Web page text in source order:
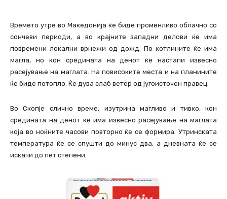
Времето утре во Македонија ќе биде променливо облачно со
сончеви периоди, а во крајните западни делови ќе има
повремени локални врнежи од дожд. По котлините ќе има
магла, но кон средината на денот ќе настапи извесно
расејување на маглата. На повисоките места и на планините
ќе биде потопло. Ќе дува слаб ветер од југоисточен правец.
Во Скопје слично време, изутрина магливо и тивко, кон
средината на денот ќе има извесно расејување на маглата
која во ноќните часови повторно ќе се формира. Утринската
температура ќе се спушти до минус два, а дневната ќе се
искачи до пет степени.